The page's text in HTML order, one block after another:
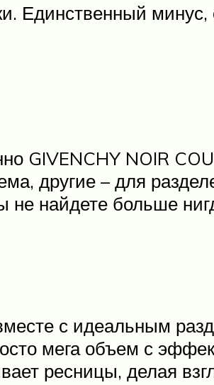
Единственный минус,
GIVENCHY NOIR
другие – для
не найдете больше
с идеальным
мега объем с
ресницы, делая